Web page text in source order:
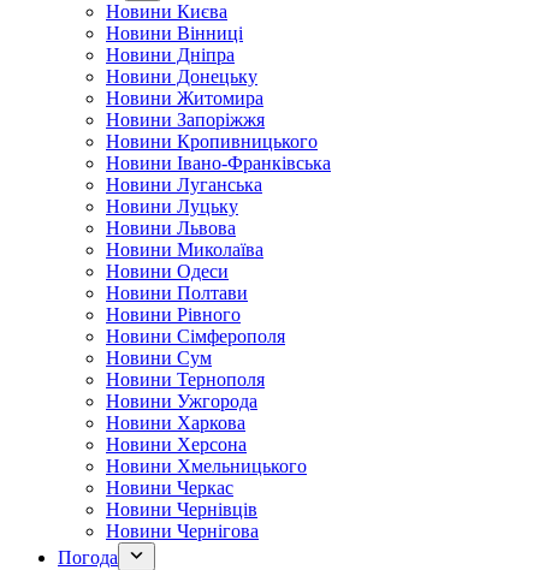
Новини Києва
Новини Вінниці
Новини Дніпра
Новини Донецьку
Новини Житомира
Новини Запоріжжя
Новини Кропивницького
Новини Івано-Франківська
Новини Луганська
Новини Луцьку
Новини Львова
Новини Миколаїва
Новини Одеси
Новини Полтави
Новини Рівного
Новини Сімферополя
Новини Сум
Новини Тернополя
Новини Ужгорода
Новини Харкова
Новини Херсона
Новини Хмельницького
Новини Черкас
Новини Чернівців
Новини Чернігова
Погода